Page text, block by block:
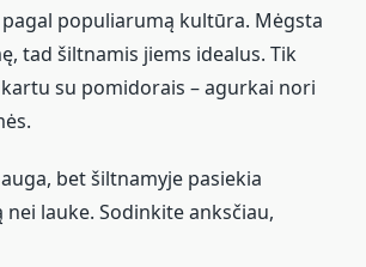
populiarumą kultūra. Mėgsta
tad šiltnamis jiems idealus. Tik
su pomidorais – agurkai nori
bet šiltnamyje pasiekia
lauke. Sodinkite anksčiau,